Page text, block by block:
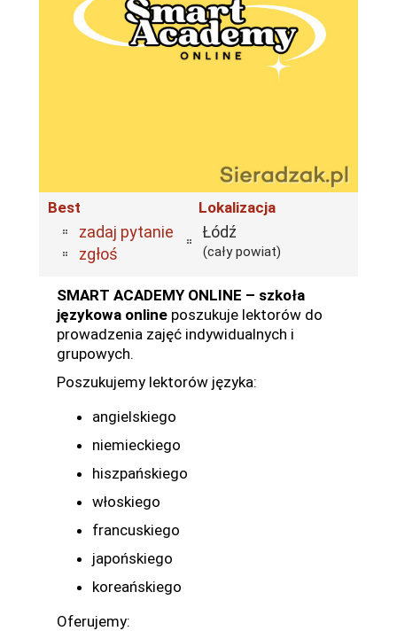
Best
zadaj pytanie
zgłoś
Lokalizacja
Łódź
(cały powiat)
SMART ACADEMY ONLINE – szkoła
językowa online poszukuje lektorów do
prowadzenia zajęć indywidualnych i
grupowych.
Poszukujemy lektorów języka:
angielskiego
niemieckiego
hiszpańskiego
włoskiego
francuskiego
japońskiego
koreańskiego
Oferujemy: